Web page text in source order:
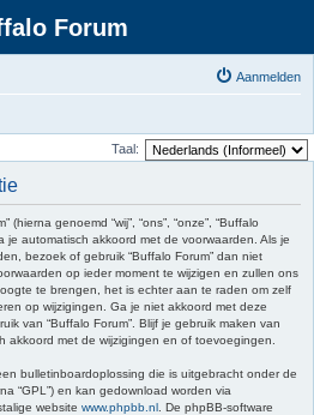
Forum
Aanmelden
Taal:
genoemd “wij”, “ons”, “onze”, “Buffalo
je automatisch akkoord met de voorwaarden. Als je
bezoek of gebruik “Buffalo Forum” dan niet
op ieder moment te wijzigen en zullen ons
te brengen, het is echter aan te raden om zelf
op wijzigingen. Ga je niet akkoord met deze
van “Buffalo Forum”. Blijf je gebruik maken van
akkoord met de wijzigingen en of toevoegingen.
bulletinboardoplossing die is uitgebracht onder de
“GPL”) en kan gedownload worden via
website www.phpbb.nl . De phpBB-software